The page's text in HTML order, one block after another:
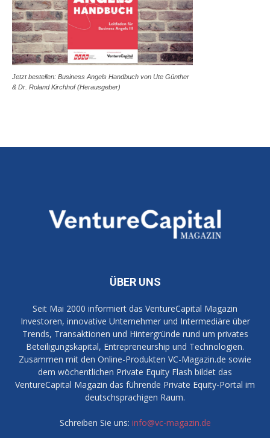
Jetzt bestellen: Business Angels Handbuch von Ute Günther
& Dr. Roland Kirchhof (Herausgeber)
ÜBER UNS
Seit Mai 2000 informiert das VentureCapital Magazin
Investoren, innovative Unternehmer und Intermediäre über
Trends, Transaktionen und Hintergründe rund um privates
Beteiligungskapital, Entrepreneurship und Technologien.
Zusammen mit den Online-Produkten VC-Magazin.de sowie
dem wöchentlichen Private Equity Flash bildet das
VentureCapital Magazin das führende Private Equity-Portal im
deutschsprachigen Raum.
Schreiben Sie uns: info@vc-magazin.de